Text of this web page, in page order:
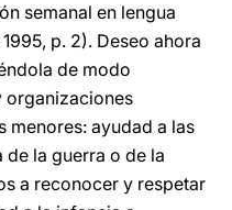
semanal en lengua
p. 2). Deseo ahora
de modo
organizaciones
menores: ayudad a las
de la guerra o de la
a reconocer y respetar